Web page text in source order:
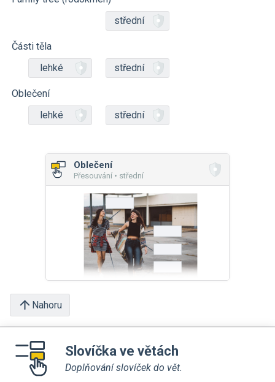
střední
Části těla
lehké
střední
Oblečení
lehké
střední
Oblečení
Přesouvání • střední
Nahoru
Slovíčka ve větách
Doplňování slovíček do vět.